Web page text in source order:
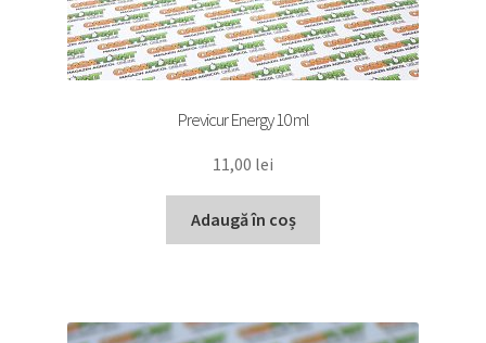
Previcur Energy 10 ml
11,00 lei
Adaugă în coș